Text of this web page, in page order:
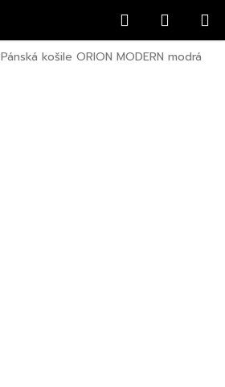
Hledat
KOŠÍK
Pánská košile ORION MODERN modrá